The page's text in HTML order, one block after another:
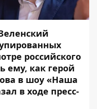
российского
ему, как герой
в шоу «Наша
в ходе пресс-